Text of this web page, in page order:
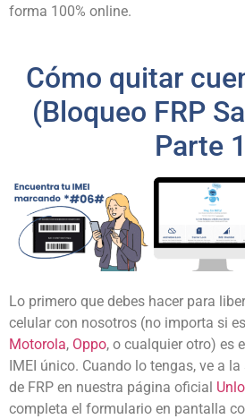
forma 100% online.
Cómo quitar
(Bloqueo FRP
Parte 1
Lo primero que debes hacer para
celular con nosotros (no importa si
Motorola, Oppo, o cualquier otro) es
IMEI único. Cuando lo tengas, ve a
de FRP en nuestra página oficial
completa el formulario en pantalla